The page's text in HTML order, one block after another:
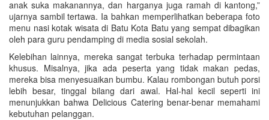
anak suka makanannya, dan harganya juga ramah di kantong,”
ujarnya sambil tertawa. Ia bahkan memperlihatkan beberapa foto
menu nasi kotak wisata di Batu Kota Batu yang sempat dibagikan
oleh para guru pendamping di media sosial sekolah.
Kelebihan lainnya, mereka sangat terbuka terhadap permintaan
khusus. Misalnya, jika ada peserta yang tidak makan pedas,
mereka bisa menyesuaikan bumbu. Kalau rombongan butuh porsi
lebih besar, tinggal bilang dari awal. Hal-hal kecil seperti ini
menunjukkan bahwa Delicious Catering benar-benar memahami
kebutuhan pelanggan.